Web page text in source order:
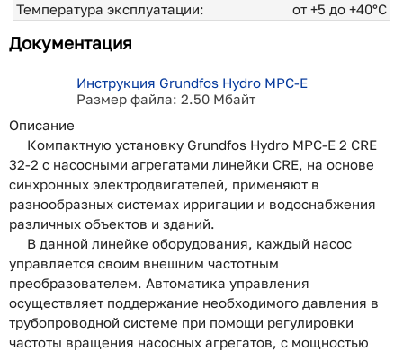
Температура эксплуатации:
от +5 до +40°С
Документация
Инструкция Grundfos Hydro MPC-E
Размер файла: 2.50 Мбайт
Описание
Компактную установку Grundfos Hydro MPC-E 2 CRE
32-2 с насосными агрегатами линейки CRE, на основе
синхронных электродвигателей, применяют в
разнообразных системах ирригации и водоснабжения
различных объектов и зданий.
В данной линейке оборудования, каждый насос
управляется своим внешним частотным
преобразователем. Автоматика управления
осуществляет поддержание необходимого давления в
трубопроводной системе при помощи регулировки
частоты вращения насосных агрегатов, с мощностью